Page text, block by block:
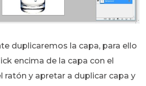
duplicaremos la capa, para ello
encima de la capa con el
ratón y apretar a duplicar capa y